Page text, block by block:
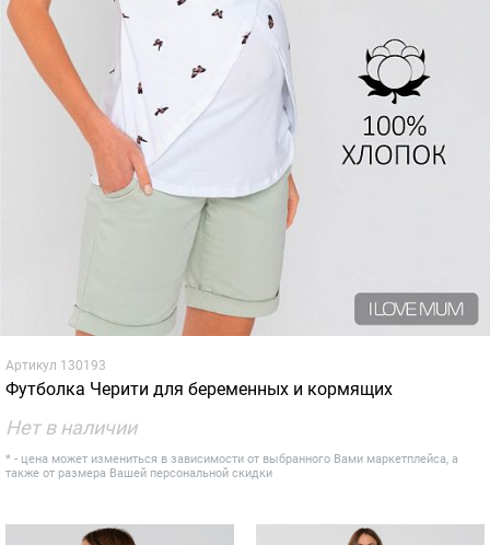
Артикул 130193
Футболка Черити для беременных и кормящих
Нет в наличии
* - цена может измениться в зависимости от выбранного Вами маркетплейса, а
также от размера Вашей персональной скидки